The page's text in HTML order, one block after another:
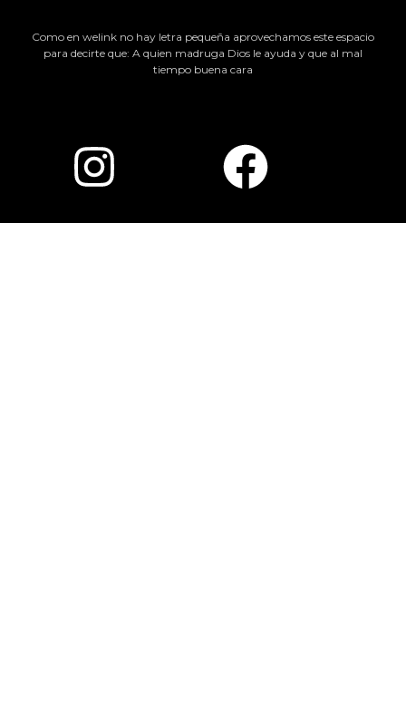
Como en welink no hay letra pequeña aprovechamos este espacio
para decirte que: A quien madruga Dios le ayuda y que al mal
tiempo buena cara